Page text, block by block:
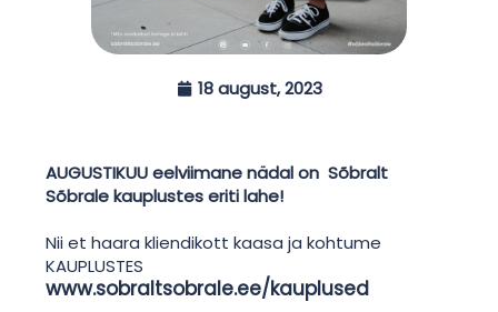
18 august, 2023
AUGUSTIKUU eelviimane nädal on Sõbralt
Sõbrale kauplustes eriti lahe!
Nii et haara kliendikott kaasa ja kohtume
KAUPLUSTES
www.sobraltsobrale.ee/kauplused